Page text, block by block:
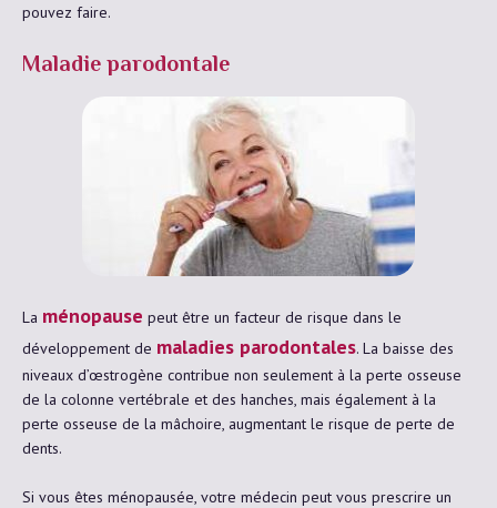
pouvez faire.
Maladie parodontale
La ménopause peut être un facteur de risque dans le
développement de maladies parodontales. La baisse des
niveaux d’œstrogène contribue non seulement à la perte osseuse
de la colonne vertébrale et des hanches, mais également à la
perte osseuse de la mâchoire, augmentant le risque de perte de
dents.
Si vous êtes ménopausée, votre médecin peut vous prescrire un